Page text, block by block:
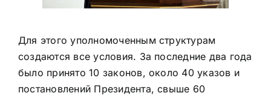
Для этого уполномоченным структурам
создаются все условия. За последние два года
было принято 10 законов, около 40 указов и
постановлений Президента, свыше 60